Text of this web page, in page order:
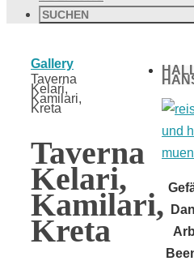
Suchen
nach:
Start
Gallery
Taverna
Kelari,
Kamilari,
Kreta
Taverna
Kelari,
Kamilari,
Kreta